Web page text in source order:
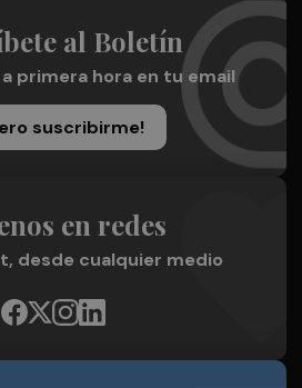
al Boletín
primera hora en tu email
suscribirme!
en redes
desde cualquier medio